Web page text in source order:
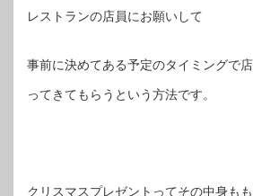
レストランの店員にお願いして
事前に決めてある予定のタイミングで
ってきてもらうという方法です。
クリスマスプレゼントってその中身も